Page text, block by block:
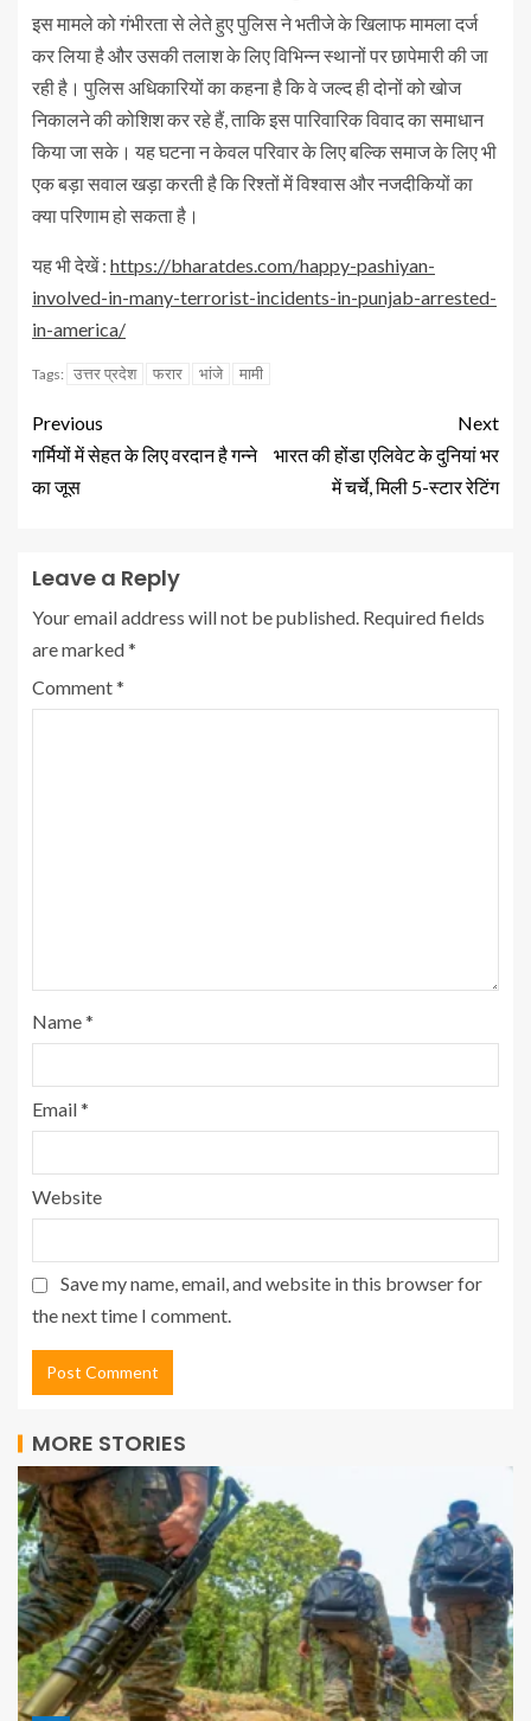
इस मामले को गंभीरता से लेते हुए पुलिस ने भतीजे के खिलाफ मामला दर्ज
कर लिया है और उसकी तलाश के लिए विभिन्न स्थानों पर छापेमारी की जा
रही है। पुलिस अधिकारियों का कहना है कि वे जल्द ही दोनों को खोज
निकालने की कोशिश कर रहे हैं, ताकि इस पारिवारिक विवाद का समाधान
किया जा सके। यह घटना न केवल परिवार के लिए बल्कि समाज के लिए भी
एक बड़ा सवाल खड़ा करती है कि रिश्तों में विश्वास और नजदीकियों का
क्या परिणाम हो सकता है।
यह भी देखें : https://bharatdes.com/happy-pashiyan-
involved-in-many-terrorist-incidents-in-punjab-arrested-
in-america/
Tags: उत्तर प्रदेश फरार भांजे मामी
Previous
गर्मियों में सेहत के लिए वरदान है गन्ने
का जूस
Next
भारत की होंडा एलिवेट के दुनियां भर
में चर्चे, मिली 5-स्टार रेटिंग
Leave a Reply
Your email address will not be published. Required fields
are marked*
Comment*
Name*
Email*
Website
Save my name, email, and website in this browser for
the next time I comment.
MORE STORIES